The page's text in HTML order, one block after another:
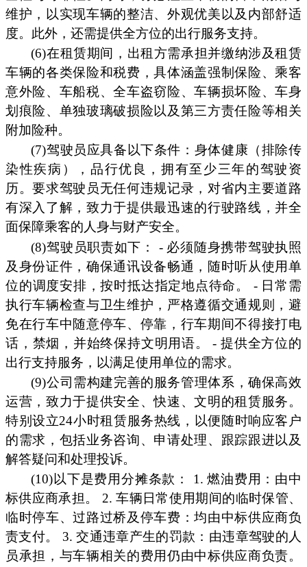
维护，以实现车辆的整洁、外观优美以及内部舒适
度。此外，还需提供全方位的出行服务支持。
(6)在租赁期间，出租方需承担并缴纳涉及租赁
车辆的各类保险和税费，具体涵盖强制保险、乘客
意外险、车船税、全车盗窃险、车辆损坏险、车身
划痕险、单独玻璃破损险以及第三方责任险等相关
附加险种。
(7)驾驶员应具备以下条件：身体健康（排除传
染性疾病），品行优良，拥有至少三年的驾驶资
历。要求驾驶员无任何违规记录，对省内主要道路
有深入了解，致力于提供最迅速的行驶路线，并全
面保障乘客的人身与财产安全。
(8)驾驶员职责如下： - 必须随身携带驾驶执照
及身份证件，确保通讯设备畅通，随时听从使用单
位的调度安排，按时抵达指定地点待命。 - 日常需
执行车辆检查与卫生维护，严格遵循交通规则，避
免在行车中随意停车、停靠，行车期间不得接打电
话，禁烟，并始终保持文明用语。 - 提供全方位的
出行支持服务，以满足使用单位的需求。
(9)公司需构建完善的服务管理体系，确保高效
运营，致力于提供安全、快速、文明的租赁服务。
特别设立24小时租赁服务热线，以便随时响应客户
的需求，包括业务咨询、申请处理、跟踪跟进以及
解答疑问和处理投诉。
(10)以下是费用分摊条款： 1. 燃油费用：由中
标供应商承担。 2. 车辆日常使用期间的临时保管、
临时停车、过路过桥及停车费：均由中标供应商负
责支付。 3. 交通违章产生的罚款：由违章驾驶的人
员承担，与车辆相关的费用仍由中标供应商负责。